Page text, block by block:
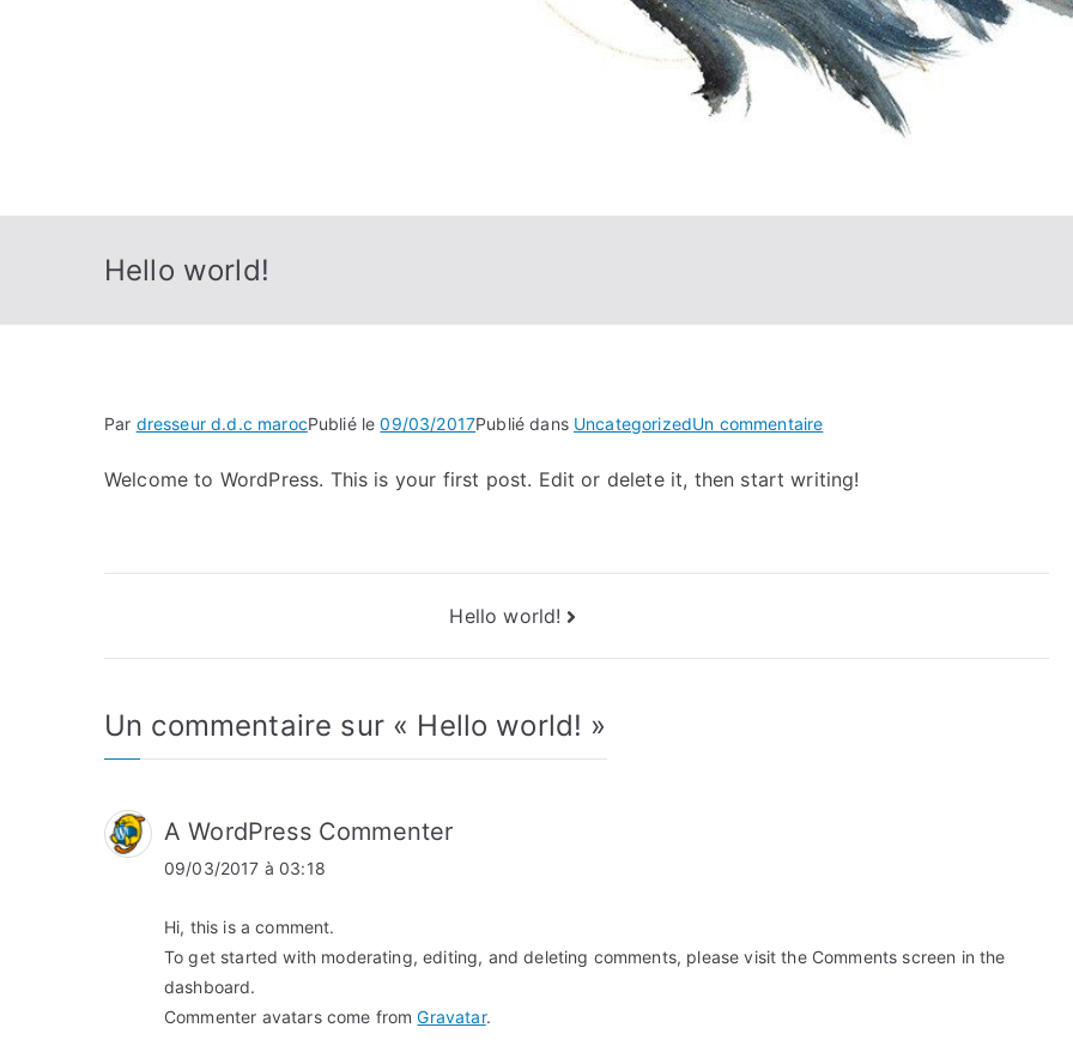
Hello world!
Par dresseur d.d.c marocPublié le09/03/2017Publié dans UncategorizedUn commentairesur
world!
Welcome to WordPress. This is your first post. Edit or delete it, then start writing!
de
l’article
Hello world!
Un commentaire sur « Hello world! »
A WordPress Commenter
09/03/2017 à 03:18
Hi, this is a comment.
To get started with moderating, editing, and deleting comments, please visit the Comments screen in the
dashboard.
Commenter avatars come fromGravatar.